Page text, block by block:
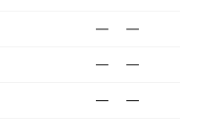
— —
— —
— —